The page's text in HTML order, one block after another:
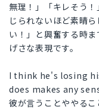
無理！」「キレそう
じられないほど素晴
い！」と興奮する時
げさな表現です。
I think he's losing
does makes any
彼が言うことややる